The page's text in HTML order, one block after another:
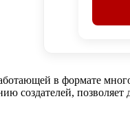
в формате
создателей,